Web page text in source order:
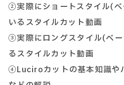
②実際にショートスタイル(
いるスタイルカット動画
③実際にロングスタイル(ベ
るスタイルカット動画
④Luciroカットの基本知識や